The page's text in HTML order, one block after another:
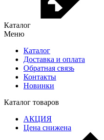
Каталог
Меню
Каталог
Доставка и оплата
Обратная связь
Контакты
Новинки
Каталог товаров
АКЦИЯ
Цена снижена